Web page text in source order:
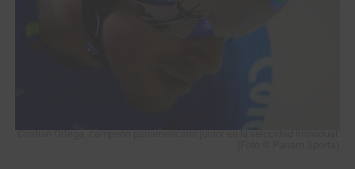
Cristian Ortega, campeón panamericano junior en la velocidad individual.